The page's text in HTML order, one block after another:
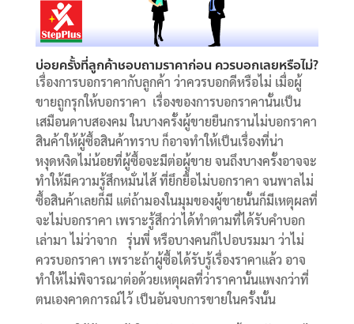
บ่อยครั้งที่ลูกค้าชอบถามราคาก่อน ควรบอกเลยหรือไม่?
เรื่องการบอกราคากับลูกค้า ว่าควรบอกดีหรือไม่ เมื่อผู้
ขายถูกรุกให้บอกราคา เรื่องของการบอกราคานั้นเป็น
เสมือนดาบสองคม ในบางครั้งผู้ขายยืนกรานไม่บอกราคา
สินค้าให้ผู้ซื้อสินค้าทราบ ก็อาจทำให้เป็นเรื่องที่น่า
หงุดหงิดไม่น้อยที่ผู้ซื้อจะมีต่อผู้ขาย จนถึงบางครั้งอาจจะ
ทำให้มีความรู้สึกหมั่นไส้ ที่ยึกยื้อไม่บอกราคา จนพาลไม่
ซื้อสินค้าเลยก็มี แต่ถ้ามองในมุมของผู้ขายนั้นก็มีเหตุผลที่
จะไม่บอกราคา เพราะรู้สึกว่าได้ทำตามที่ได้รับคำบอก
เล่ามา ไม่ว่าจาก รุ่นพี่ หรือบางคนก็ไปอบรมมา ว่าไม่
ควรบอกราคา เพราะถ้าผู้ซื้อได้รับรู้เรื่องราคาแล้ว อาจ
ทำให้ไม่พิจารณาต่อด้วยเหตุผลที่ว่าราคานั้นแพงกว่าที่
ตนเองคาดการณ์ไว้ เป็นอันจบการขายในครั้งนั้น